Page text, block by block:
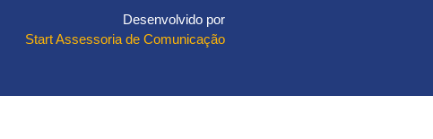
Desenvolvido por
Start Assessoria de Comunicação